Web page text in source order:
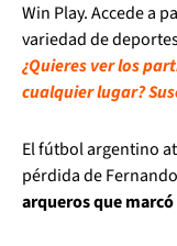
Win Play. Accede a
variedad de
¿Quieres ver los
cualquier lugar?
El fútbol argentino
pérdida de
arqueros que